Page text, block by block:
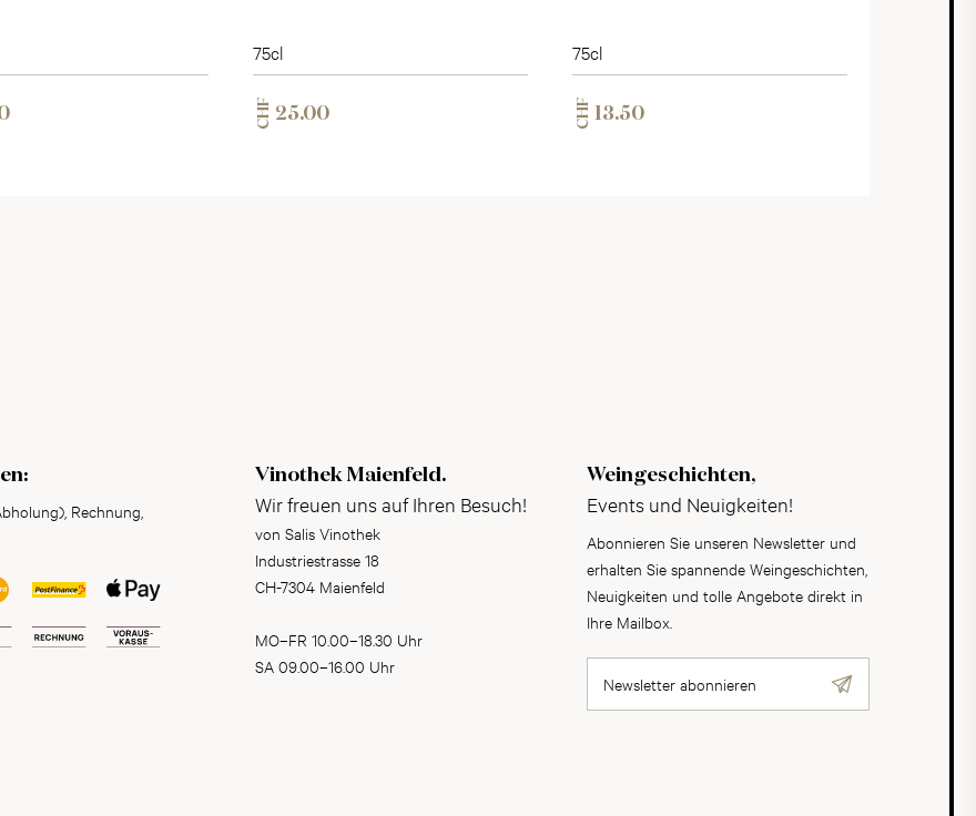
75cl
CHF 25.00
75cl
CHF 13.50
Rechnung,
Vinothek Maienfeld.
Wir freuen uns auf Ihren Besuch!
von Salis Vinothek
Industriestrasse 18
CH-7304 Maienfeld
MO–FR 10.00–18.30 Uhr
SA 09.00–16.00 Uhr
Weingeschichten,
Events und Neuigkeiten!
Abonnieren Sie unseren Newsletter und
erhalten Sie spannende Weingeschichten,
Neuigkeiten und tolle Angebote direkt in
Ihre Mailbox.
Newsletter abonnieren